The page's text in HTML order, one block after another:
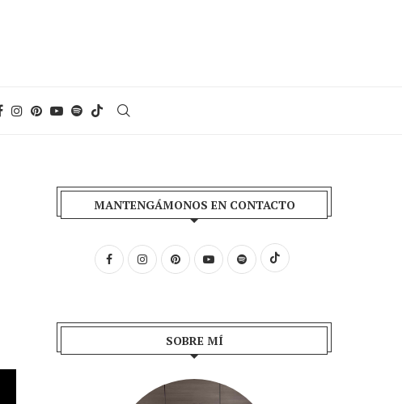
MANTENGÁMONOS EN CONTACTO
SOBRE MÍ